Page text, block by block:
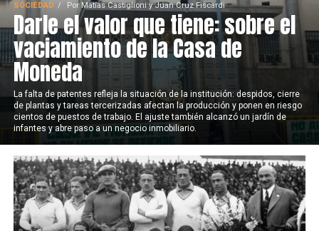
SOCIEDAD Por Matías Castiglioni y Juan Cruz Fiscardi
Darle el valor que tiene: sobre el
vaciamiento de la Casa de
Moneda
La falta de patentes refleja la situación de la institución: despidos, cierre
de plantas y tareas tercerizadas afectan la producción y ponen en riesgo
cientos de puestos de trabajo. El ajuste también alcanzó un jardín de
infantes y abre paso a un negocio inmobiliario.